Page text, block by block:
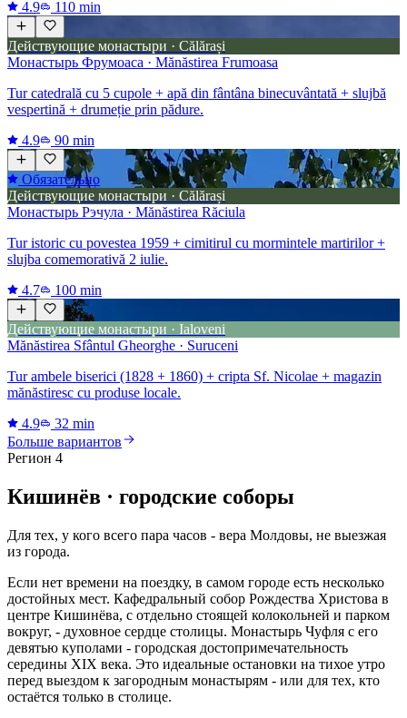
4.9 110 min
Действующие монастыри · Călărași
Монастырь Фрумоаса · Mănăstirea Frumoasa
Tur catedrală cu 5 cupole + apă din fântâna binecuvântată + slujbă
vespertină + drumeție prin pădure.
4.9
90 min
Обязательно
Действующие монастыри · Călărași
Монастырь Рэчула · Mănăstirea Răciula
Tur istoric cu povestea 1959 + cimitirul cu mormintele martirilor +
slujba comemorativă 2 iulie.
4.7
100 min
Действующие монастыри · Ialoveni
Mănăstirea Sfântul Gheorghe · Suruceni
Tur ambele biserici (1828 + 1860) + cripta Sf. Nicolae + magazin
mănăstiresc cu produse locale.
4.9
32 min
Больше вариантов
Регион 4
Кишинёв · городские соборы
Для тех, у кого всего пара часов - вера Молдовы, не выезжая
из города.
Если нет времени на поездку, в самом городе есть несколько
достойных мест. Кафедральный собор Рождества Христова в
центре Кишинёва, с отдельно стоящей колокольней и парком
вокруг, - духовное сердце столицы. Монастырь Чуфля с его
девятью куполами - городская достопримечательность
середины XIX века. Это идеальные остановки на тихое утро
перед выездом к загородным монастырям - или для тех, кто
остаётся только в столице.